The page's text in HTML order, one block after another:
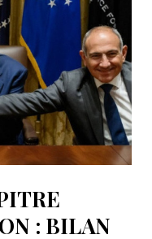
: BILAN